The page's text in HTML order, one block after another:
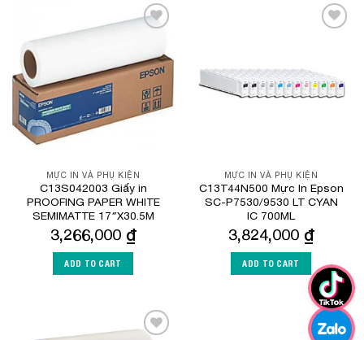
MỰC IN VÀ PHỤ KIỆN
C13S042003 Giấy in
PROOFING PAPER WHITE
SEMIMATTE 17″X30.5M
3,266,000 ₫
ADD TO CART
MỰC IN VÀ PHỤ KIỆN
C13T44N500 Mực In Epson
SC-P7530/9530 LT CYAN
IC 700ML
3,824,000 ₫
ADD TO CART